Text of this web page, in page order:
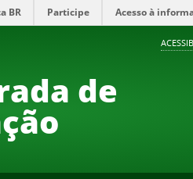
BR Participe Acesso à
de